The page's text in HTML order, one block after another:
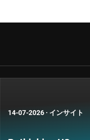
14-07-2026 · インサイト